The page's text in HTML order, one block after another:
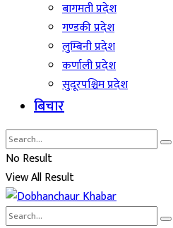
बागमती प्रदेश
गण्डकी प्रदेश
लुम्बिनी प्रदेश
कर्णाली प्रदेश
सुदूरपश्चिम प्रदेश
बिचार
No Result
View All Result